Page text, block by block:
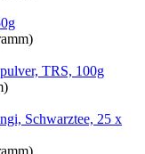
TRS, 100g
Schwarztee, 25 x